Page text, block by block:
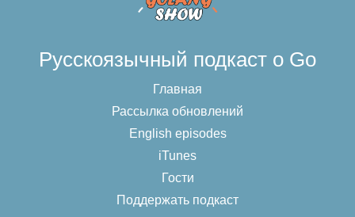
Русскоязычный подкаст о Go
Главная
Рассылка обновлений
English episodes
iTunes
Гости
Поддержать подкаст